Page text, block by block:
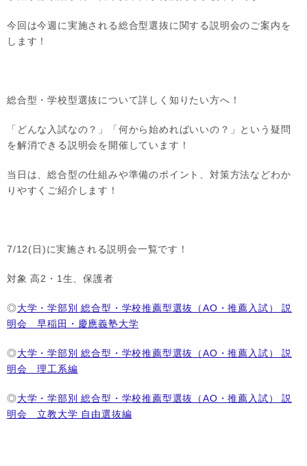
今回は今週に実施される総合型選抜に関する説明会のご案内を
します！
総合型・学校型選抜について詳しく知りたい方へ！
「どんな入試なの？」「何から始めればいいの？」という疑問
を解消できる説明会を開催しています！
当日は、総合型の仕組みや準備のポイント、対策方法などわか
りやすくご紹介します！
7/12(日)に実施される説明会一覧です！
対象 高2・1生、保護者
◎大学・学部別 総合型・学校推薦型選抜（AO・推薦入試） 説
明会 早稲田・慶應義塾大学
◎大学・学部別 総合型・学校推薦型選抜（AO・推薦入試） 説
明会 理工系編
◎大学・学部別 総合型・学校推薦型選抜（AO・推薦入試） 説
明会 立教大学 自由選抜編